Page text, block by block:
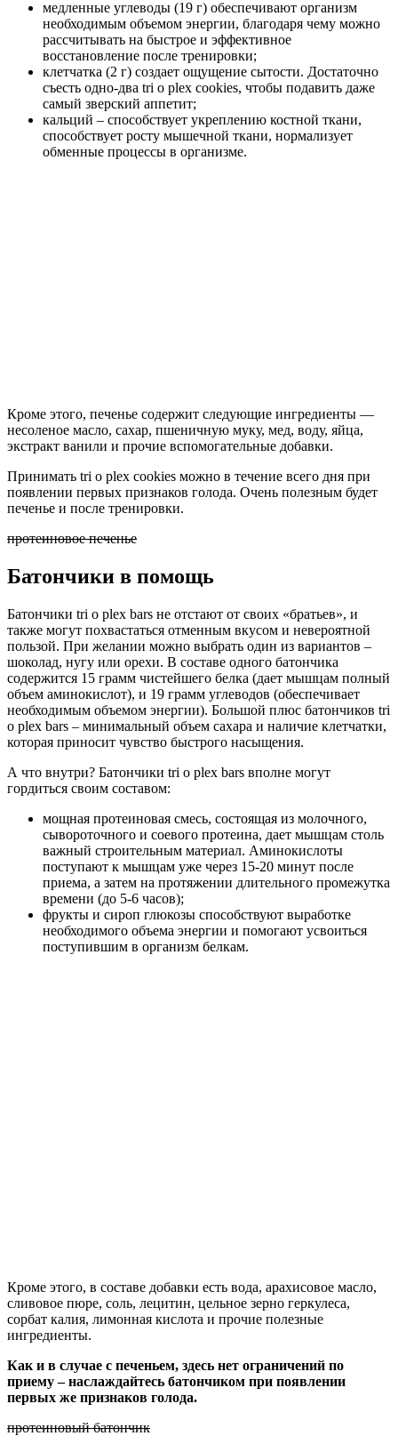
медленные углеводы (19 г) обеспечивают организм
необходимым объемом энергии, благодаря чему можно
рассчитывать на быстрое и эффективное
восстановление после тренировки;
клетчатка (2 г) создает ощущение сытости. Достаточно
съесть одно-два tri o plex cookies, чтобы подавить даже
самый зверский аппетит;
кальций – способствует укреплению костной ткани,
способствует росту мышечной ткани, нормализует
обменные процессы в организме.
Кроме этого, печенье содержит следующие ингредиенты —
несоленое масло, сахар, пшеничную муку, мед, воду, яйца,
экстракт ванили и прочие вспомогательные добавки.
Принимать tri o plex cookies можно в течение всего дня при
появлении первых признаков голода. Очень полезным будет
печенье и после тренировки.
протеиновое печенье
Батончики в помощь
Батончики tri o plex bars не отстают от своих «братьев», и
также могут похвастаться отменным вкусом и невероятной
пользой. При желании можно выбрать один из вариантов –
шоколад, нугу или орехи. В составе одного батончика
содержится 15 грамм чистейшего белка (дает мышцам полный
объем аминокислот), и 19 грамм углеводов (обеспечивает
необходимым объемом энергии). Большой плюс батончиков tri
o plex bars – минимальный объем сахара и наличие клетчатки,
которая приносит чувство быстрого насыщения.
А что внутри? Батончики tri o plex bars вполне могут
гордиться своим составом:
мощная протеиновая смесь, состоящая из молочного,
сывороточного и соевого протеина, дает мышцам столь
важный строительным материал. Аминокислоты
поступают к мышцам уже через 15-20 минут после
приема, а затем на протяжении длительного промежутка
времени (до 5-6 часов);
фрукты и сироп глюкозы способствуют выработке
необходимого объема энергии и помогают усвоиться
поступившим в организм белкам.
Кроме этого, в составе добавки есть вода, арахисовое масло,
сливовое пюре, соль, лецитин, цельное зерно геркулеса,
сорбат калия, лимонная кислота и прочие полезные
ингредиенты.
Как и в случае с печеньем, здесь нет ограничений по
приему – наслаждайтесь батончиком при появлении
первых же признаков голода.
протеиновый батончик